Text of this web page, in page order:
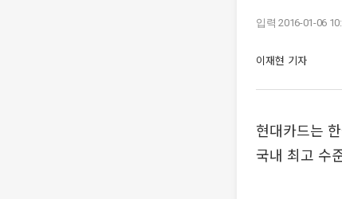
입력 2016-01-06
이재현 기자
현대카드는
국내 최고 수